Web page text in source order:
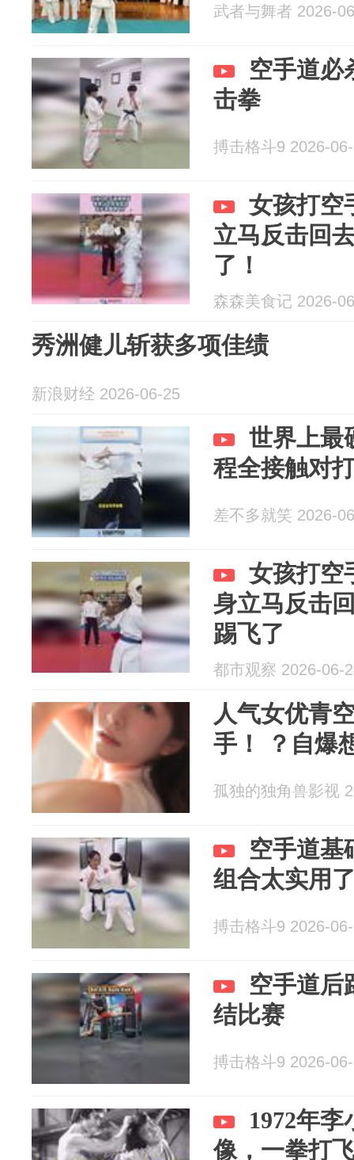
武者与舞者 2026-
空手道必
击拳
搏击格斗9 2026-
女孩打空
立马反击回
了！
森森美食记 2026-
秀洲健儿斩获多项佳绩
新浪财经 2026-06-25
世界上最
程全接触对
差不多就笑 2026-
女孩打空
身立马反击
踢飞了
都市观察 2026-06-
人气女优青
手！ ？自爆
孤独的独角兽影视
空手道基
组合太实用
搏击格斗9 2026-
空手道后
结比赛
搏击格斗9 2026-
1972年
像，一拳打